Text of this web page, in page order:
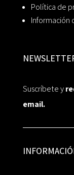
Política de
Información
Suscríbete y
email.